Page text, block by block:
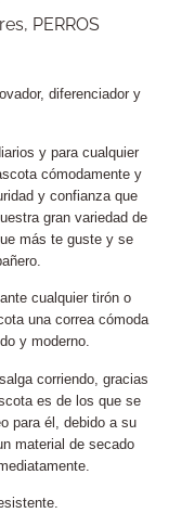
, PERROS
diferenciador y
y para cualquier
cómodamente y
y confianza que
gran variedad de
más te guste y se
cualquier tirón o
una correa cómoda
y moderno.
corriendo, gracias
es de los que se
para él, debido a su
material de secado